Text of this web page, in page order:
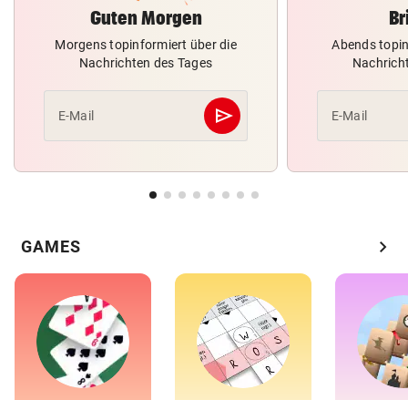
Guten Morgen
Morgens topinformiert über die
Nachrichten des Tages
E-Mail send
Abschicken
Abends
E-Mail
GAMES chevron_right